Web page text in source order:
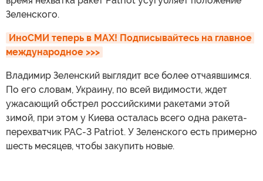
Зеленского.
ИноСМИ теперь в MAX! Подписывайтесь на главное
международное >>>
Владимир Зеленский выглядит все более отчаявшимся.
По его словам, Украину, по всей видимости, ждет
ужасающий обстрел российскими ракетами этой
зимой, при этом у Киева осталась всего одна ракета-
перехватчик PAC-3 Patriot. У Зеленского есть примерно
шесть месяцев, чтобы закупить новые.